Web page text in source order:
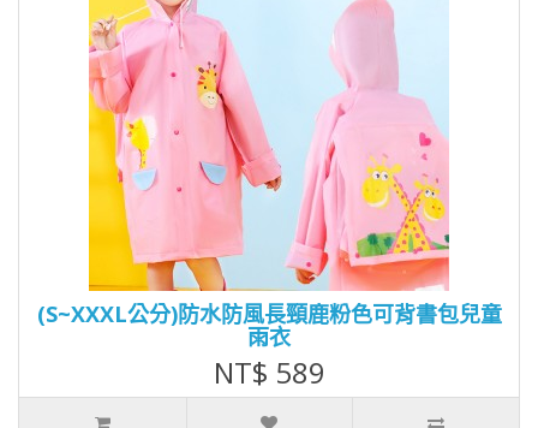
(S~XXXL公分)防水防風長頸鹿粉色可背書包兒童
雨衣
NT$ 589